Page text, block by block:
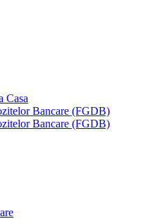
Casa
Bancare (FGDB)
Bancare (FGDB)